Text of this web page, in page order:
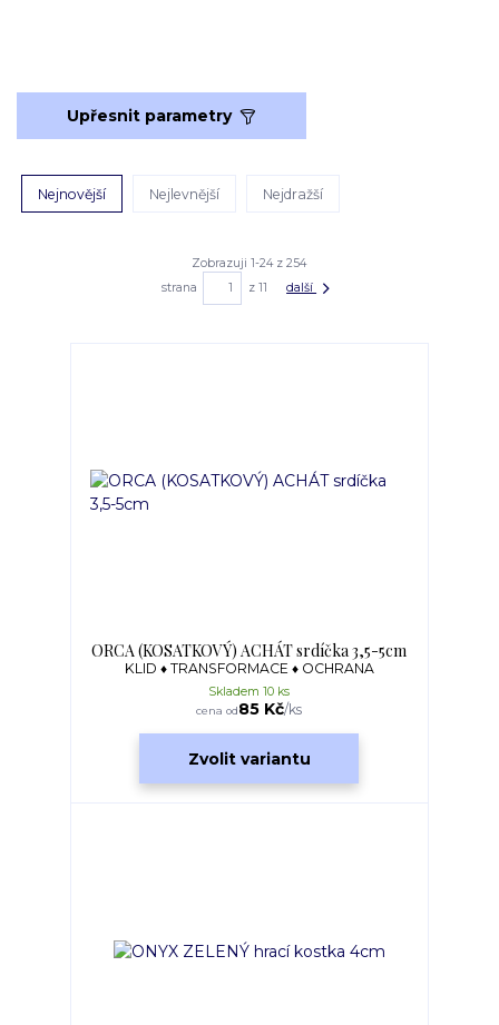
Upřesnit parametry
Nejnovější Nejlevnější Nejdražší
Zobrazuji 1-24 z 254
strana
z 11 další
ORCA (KOSATKOVÝ) ACHÁT srdíčka 3,5-5cm
KLID ♦ TRANSFORMACE ♦ OCHRANA
cena od85 Kč/ks
Skladem 10 ks
Zvolit variantu